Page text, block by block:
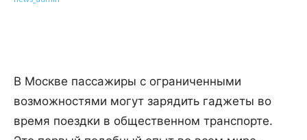
В Москве пассажиры с ограниченными
возможностями могут зарядить гаджеты во
время поездки в общественном транспорте.